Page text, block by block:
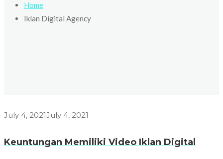
Home
Iklan Digital Agency
July 4, 2021July 4, 2021
Keuntungan Memiliki Video Iklan Digital